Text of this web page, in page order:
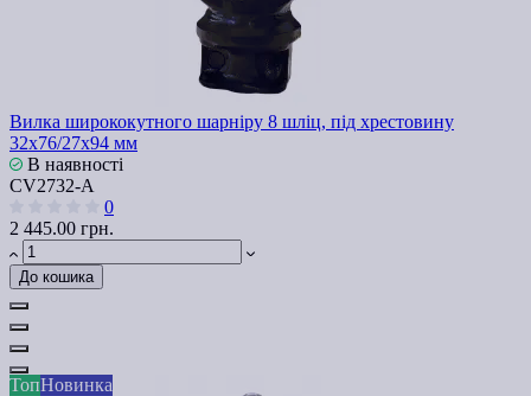
Вилка ширококутного шарніру 8 шліц, під хрестовину
32х76/27х94 мм
В наявності
СV2732-А
0
2 445.00 грн.
До кошика
ТопНовинка